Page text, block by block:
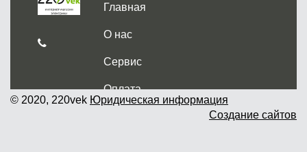
Главная
О нас
Сервис
Оплата
Доставка и самовывоз
© 2020, 220vek Юридическая информация
Создание сайтов